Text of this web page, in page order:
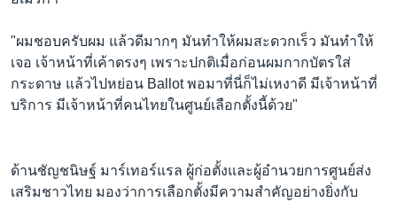
"ผมชอบครับผม แล้วดีมากๆ มันทำให้ผมสะดวกเร็ว มันทำให้
เจอ เจ้าหน้าที่เค้าตรงๆ เพราะปกติเมื่อก่อนผมกากบัตรใส่
กระดาษ แล้วไปหย่อน Ballot พอมาที่นี่ก็ไม่เหงาดี มีเจ้าหน้าที่
บริการ มีเจ้าหน้าที่คนไทยในศูนย์เลือกตั้งนี้ด้วย"
ด้านชัญชนิษฐ์ มาร์เทอร์แรล ผู้ก่อตั้งและผู้อำนวยการศูนย์ส่ง
เสริมชาวไทย มองว่าการเลือกตั้งมีความสำคัญอย่างยิ่งกับ